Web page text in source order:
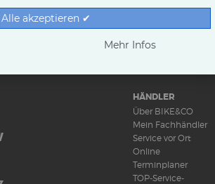
RUND UMS RAD
News & Trends
HÄNDLER
Über BIKE&CO
Mein Fachhändler
Service vor Ort
Online
Terminplaner
TOP-Service-
Alle akzeptieren ✔
Mehr Infos